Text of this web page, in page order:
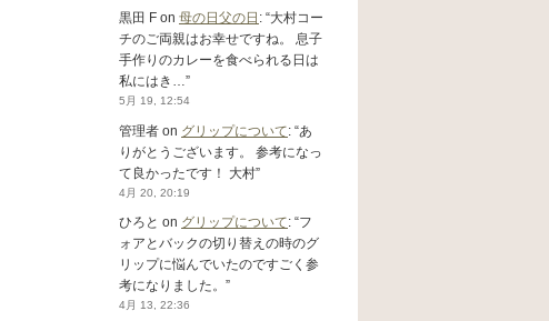
黒田 F on 母の日父の日 : “大村コー
チのご両親はお幸せですね。 息子
手作りのカレーを食べられる日は
私にはき…”
5月 19, 12:54
管理者 on グリップについて: “あ
りがとうございます。 参考になっ
て良かったです！ 大村”
4月 20, 20:19
ひろと on グリップについて: “フ
ォアとバックの切り替えの時のグ
リップに悩んでいたのですごく参
考になりました。 ”
4月 13, 22:36